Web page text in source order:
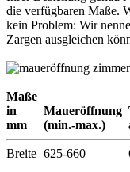
die verfügbaren Maße.
kein Problem: Wir
Zargen ausgleichen
Maße
in
mm
Maueröffnung
(min.-max.)
Breite 625-660